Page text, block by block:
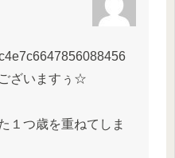
ざいますぅ☆
１つ歳を重ねてしま